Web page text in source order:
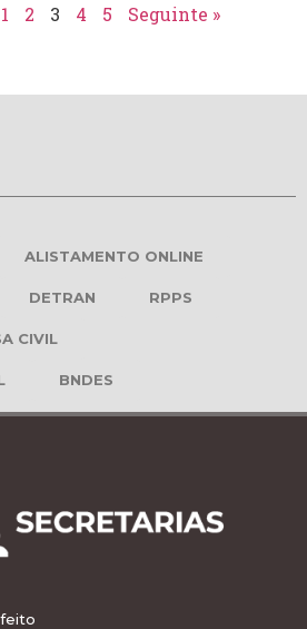
1 2 3 4 5 Seguinte »
ALISTAMENTO ONLINE
DETRAN RPPS
CIVIL
BNDES